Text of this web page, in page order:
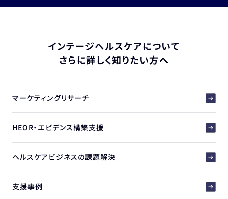
インテージヘルスケアについて
さらに詳しく知りたい方へ
マーケティングリサーチ
HEOR・エビデンス構築支援
ヘルスケアビジネスの課題解決
支援事例